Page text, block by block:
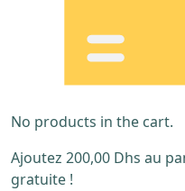
No products in the cart.
Ajoutez 200,00 Dhs au
gratuite !